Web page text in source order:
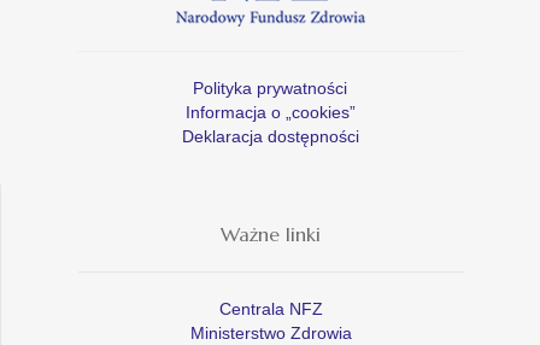
Polityka prywatności
Informacja o „cookies”
Deklaracja dostępności
Ważne linki
Centrala NFZ
Ministerstwo Zdrowia